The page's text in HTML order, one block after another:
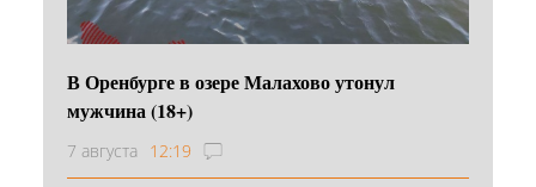
В Оренбурге в озере Малахово утонул
мужчина (18+)
7 августа 12:19